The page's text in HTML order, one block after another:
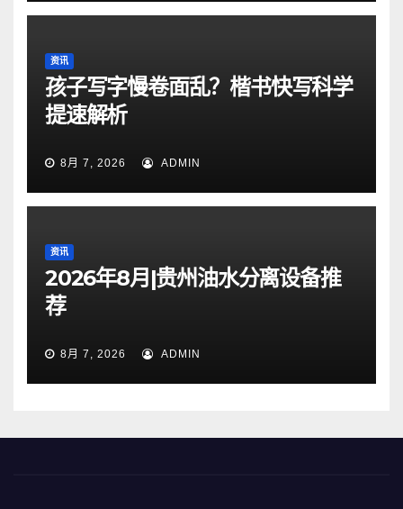
资讯
孩子写字慢卷面乱？楷书快写科学
提速解析
8月 7, 2026 ADMIN
资讯
2026年8月|贵州油水分离设备推
荐
8月 7, 2026 ADMIN